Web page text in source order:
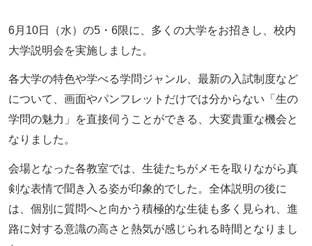
6月10日（水）の5・6限に、多くの大学をお招きし、校内
大学説明会を実施しました。
各大学の特色や学べる学問ジャンル、最新の入試制度など
について、画面やパンフレットだけでは分からない「生の
学問の魅力」を直接伺うことができる、大変貴重な機会と
なりました。
会場となった各教室では、生徒たちがメモを取りながら真
剣な表情で聞き入る姿が印象的でした。全体説明の後に
は、個別に質問へと向かう積極的な生徒も多く見られ、進
路に対する意識の高さと熱気が感じられる時間となりまし